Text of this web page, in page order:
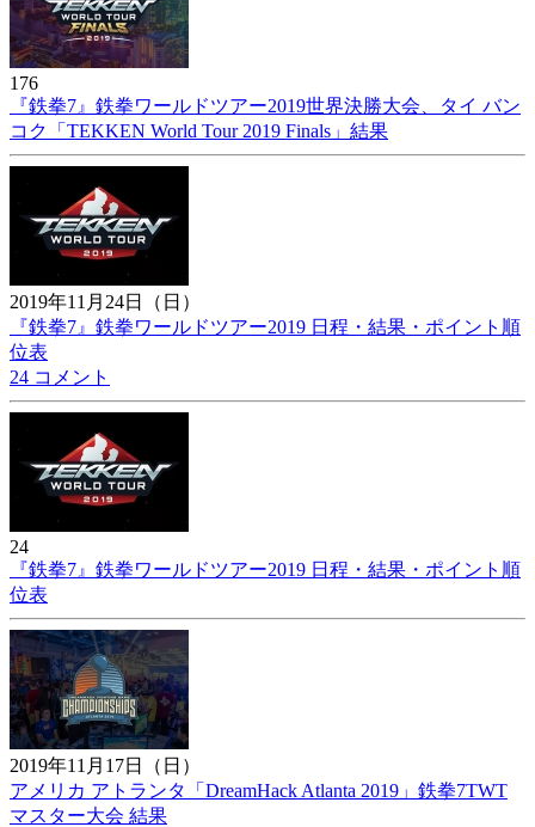
176
『鉄拳7』鉄拳ワールドツアー2019世界決勝大会、タイ バン
コク「TEKKEN World Tour 2019 Finals」結果
2019年11月24日（日）
『鉄拳7』鉄拳ワールドツアー2019 日程・結果・ポイント順
位表
24 コメント
24
『鉄拳7』鉄拳ワールドツアー2019 日程・結果・ポイント順
位表
2019年11月17日（日）
アメリカ アトランタ「DreamHack Atlanta 2019」鉄拳7TWT
マスター大会 結果